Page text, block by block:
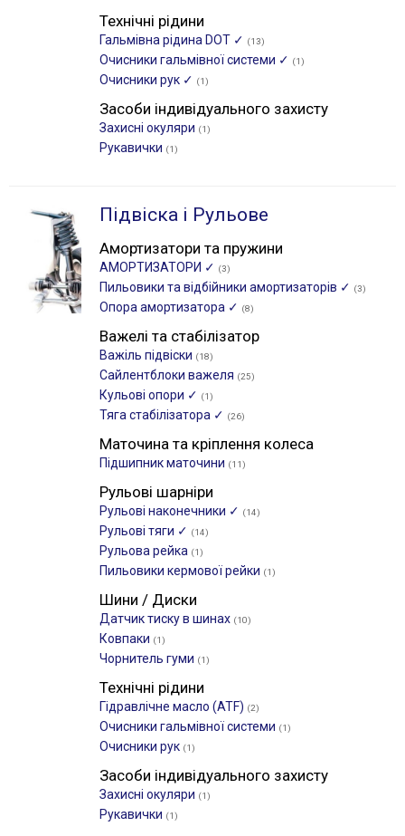
Технічні рідини
Гальмівна рідина DOT ✓ (13)
Очисники гальмівної системи ✓ (1)
Очисники рук ✓ (1)
Засоби індивідуального захисту
Захисні окуляри (1)
Рукавички (1)
Підвіска і Рульове
Амортизатори та пружини
АМОРТИЗАТОРИ ✓ (3)
Пильовики та відбійники амортизаторів ✓ (3)
Опора амортизатора ✓ (8)
Важелі та стабілізатор
Важіль підвіски (18)
Сайлентблоки важеля (25)
Кульові опори ✓ (1)
Тяга стабілізатора ✓ (26)
Маточина та кріплення колеса
Підшипник маточини (11)
Рульові шарніри
Рульові наконечники ✓ (14)
Рульові тяги ✓ (14)
Рульова рейка (1)
Пильовики кермової рейки (1)
Шини / Диски
Датчик тиску в шинах (10)
Ковпаки (1)
Чорнитель гуми (1)
Технічні рідини
Гідравлічне масло (ATF) (2)
Очисники гальмівної системи (1)
Очисники рук (1)
Засоби індивідуального захисту
Захисні окуляри (1)
Рукавички (1)